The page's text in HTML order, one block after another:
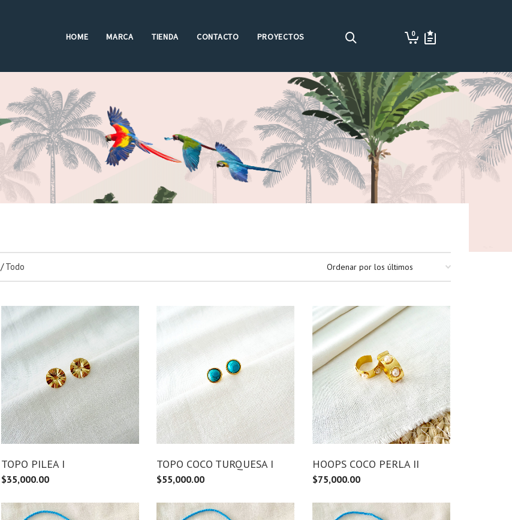
0
HOME MARCA TIENDA CONTACTO PROYECTOS
/ Todo
TOPO PILEA I
$35,000.00
TOPO COCO TURQUESA I
$55,000.00
HOOPS COCO PERLA II
$75,000.00